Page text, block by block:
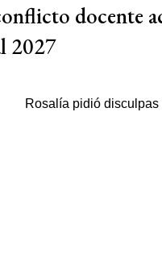
docente
2027